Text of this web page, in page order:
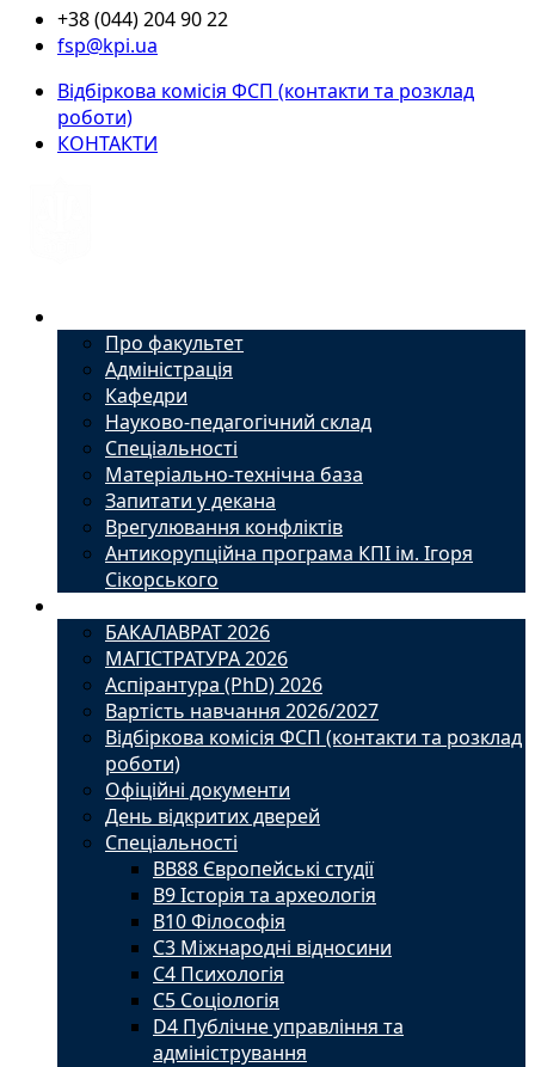
+38 (044) 204 90 22
fsp@kpi.ua
Відбіркова комісія ФСП (контакти та розклад
роботи)
КОНТАКТИ
Про факультет
Адміністрація
Кафедри
Науково-педагогічний склад
Спеціальності
Матеріально-технічна база
Запитати у декана
Врегулювання конфліктів
Антикорупційна програма КПІ ім. Ігоря
Сікорського
БАКАЛАВРАТ 2026
МАГІСТРАТУРА 2026
Аспірантура (PhD) 2026
Вартість навчання 2026/2027
Відбіркова комісія ФСП (контакти та розклад
роботи)
Офіційні документи
День відкритих дверей
Спеціальності
BВ88 Європейські студії
B9 Історія та археологія
B10 Філософія
C3 Міжнародні відносини
C4 Психологія
С5 Соціологія
D4 Публічне управління та
адміністрування